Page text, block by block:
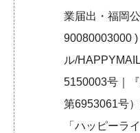
業届出・福岡
90080003000
ル/
5150003号｜
第6953061号
「ハッピーラ